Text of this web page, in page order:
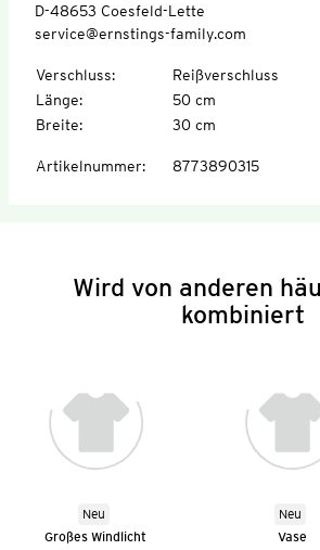
D-48653 Coesfeld-Lette
service@ernstings-family.com
Verschluss:
Reißverschluss
Länge:
50 cm
Breite: 30 cm
Artikelnummer: 8773890315
Wird von anderen
kombiniert
Neu
Großes Windlicht
Neu
Vase